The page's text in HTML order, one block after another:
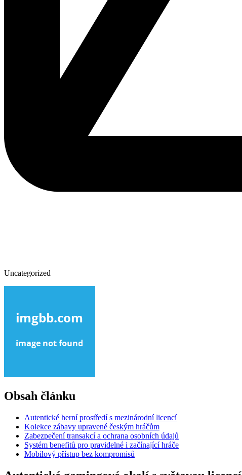
Uncategorized
Obsah článku
Autentické herní prostředí s mezinárodní licencí
Kolekce zábavy upravené českým hráčům
Zabezpečení transakcí a ochrana osobních údajů
Systém benefitů pro pravidelné i začínající hráče
Mobilový přístup bez kompromisů